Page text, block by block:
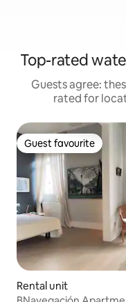
Top-rated
Guests agree:
rated for
Guest favourite
Guest favourite
Rental unit